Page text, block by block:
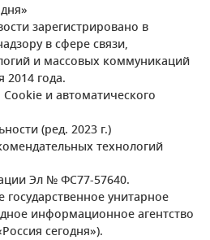
зарегистрировано в
в сфере связи,
и массовых коммуникаций
2014 года.
и автоматического
(ред. 2023 г.)
технологий
Эл № ФС77-57640.
унитарное
информационное агентство
сегодня»).